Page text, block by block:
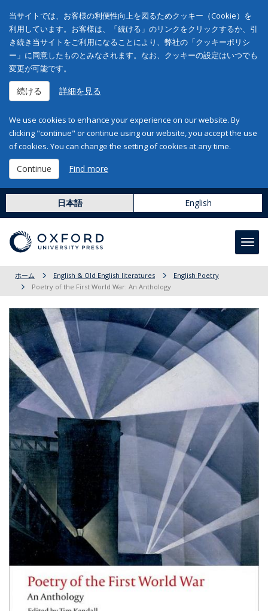
当サイトでは、お客様の利便性向上を図るためクッキー（Cookie）を
利用しています。お客様は、「続ける」のリンクをクリックするか、引
き続き当サイトをご利用になることにより、弊社の「クッキーポリシ
ー」に同意したものとみなされます。なお、クッキーの設定はいつでも
変更が可能です。
続ける 詳細を見る
We use cookies to enhance your experience on our website. By
clicking "continue" or continue using our website, you accept the use
of cookies. You can change the setting of cookies at any time.
Continue Find more
日本語 English
ホーム English & Old English literatures
English Poetry
Poetry of the First World War: An Anthology